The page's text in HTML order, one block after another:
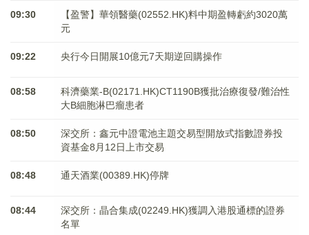
09:30
【盈警】華領醫藥(02552.HK)料中期盈轉虧約3020萬
元
09:22 央行今日開展10億元7天期逆回購操作
08:58
科濟藥業-B(02171.HK)CT1190B獲批治療復發/難治性
大B細胞淋巴瘤患者
08:50
深交所：鑫元中證電池主題交易型開放式指數證券投
資基金8月12日上市交易
08:48 通天酒業(00389.HK)停牌
08:44
深交所：晶合集成(02249.HK)獲調入港股通標的證券
名單